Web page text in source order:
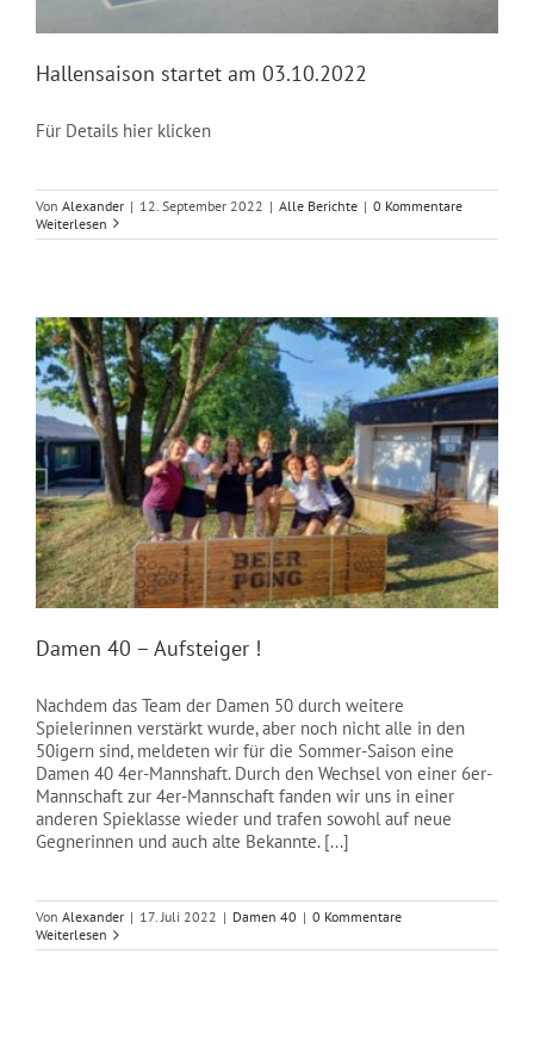
Hallensaison startet am 03.10.2022
Für Details hier klicken
Von Alexander | 12. September 2022 | Alle Berichte | 0 Kommentare
Weiterlesen
Damen 40 – Aufsteiger !
Nachdem das Team der Damen 50 durch weitere
Spielerinnen verstärkt wurde, aber noch nicht alle in den
50igern sind, meldeten wir für die Sommer-Saison eine
Damen 40 4er-Mannshaft. Durch den Wechsel von einer 6er-
Mannschaft zur 4er-Mannschaft fanden wir uns in einer
anderen Spieklasse wieder und trafen sowohl auf neue
Gegnerinnen und auch alte Bekannte. [...]
Von Alexander | 17. Juli 2022 | Damen 40 | 0 Kommentare
Weiterlesen